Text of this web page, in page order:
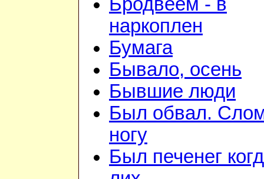
Бродвеем - в
наркоплен
Бумага
Бывало, осень
Бывшие люди
Был обвал.
ногу
Был печенег